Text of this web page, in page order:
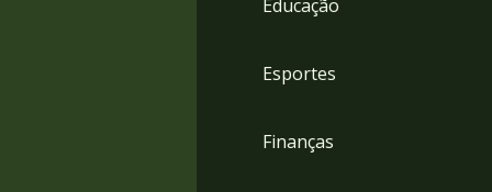
Educação
Esportes
Finanças